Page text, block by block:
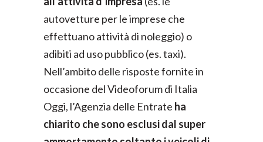
autovetture per le imprese che
effettuano attività di noleggio) o
adibiti ad uso pubblico (es. taxi).
Nell’ambito delle risposte fornite in
occasione del Videoforum di Italia
Oggi, l’Agenzia delle Entrate ha
chiarito chesono esclusi dal super